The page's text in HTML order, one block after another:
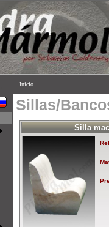
Inicio
Sillas/
Silla